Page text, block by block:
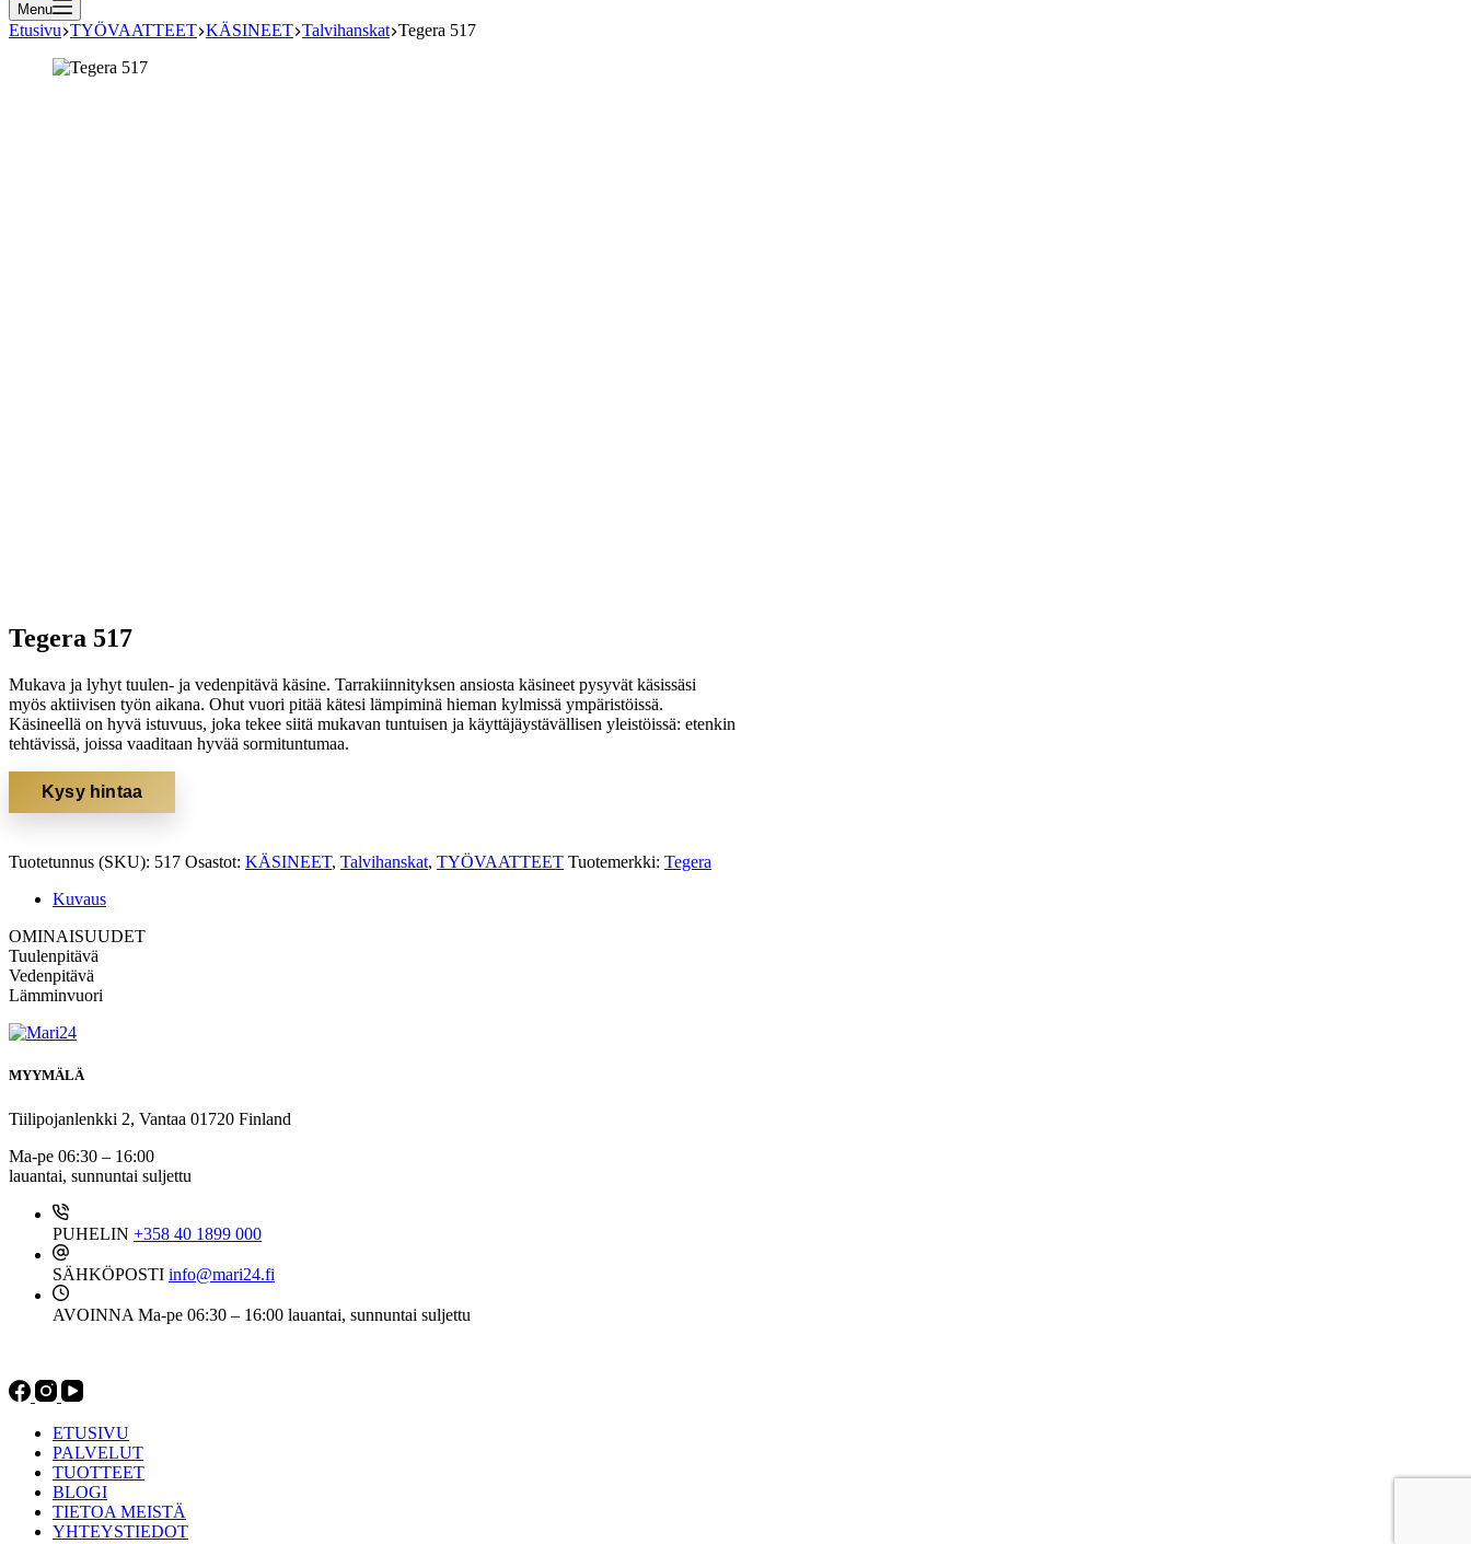
Menu
Etusivu TYÖVAATTEET KÄSINEET Talvihanskat Tegera 517
Tegera 517
Mukava ja lyhyt tuulen- ja vedenpitävä käsine. Tarrakiinnityksen ansiosta käsineet pysyvät käsissäsi
myös aktiivisen työn aikana. Ohut vuori pitää kätesi lämpiminä hieman kylmissä ympäristöissä.
Käsineellä on hyvä istuvuus, joka tekee siitä mukavan tuntuisen ja käyttäjäystävällisen yleistöissä: etenkin
tehtävissä, joissa vaaditaan hyvää sormituntumaa.
Kysy hintaa
Tuotetunnus (SKU): 517 Osastot: KÄSINEET, Talvihanskat, TYÖVAATTEET Tuotemerkki: Tegera
Kuvaus
OMINAISUUDET
Tuulenpitävä
Vedenpitävä
Lämminvuori
MYYMÄLÄ
Tiilipojanlenkki 2, Vantaa 01720 Finland
Ma-pe 06:30 – 16:00
lauantai, sunnuntai suljettu
PUHELIN +358 40 1899 000
SÄHKÖPOSTI info@mari24.fi
AVOINNA Ma-pe 06:30 – 16:00 lauantai, sunnuntai suljettu
ETUSIVU
PALVELUT
TUOTTEET
BLOGI
TIETOA MEISTÄ
YHTEYSTIEDOT